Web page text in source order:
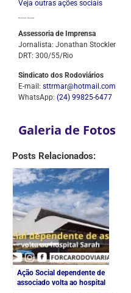
Veja outras ações sociais
Assessoria de Imprensa
Jornalista: Jonathan Stockler
DRT: 300/55/Rio
Sindicato dos Rodoviários
E-mail: sttrmar@hotmail.com
WhatsApp: (24) 99825-6477
Galeria de Fotos
Posts Relacionados:
Ação Social dependente de
associado volta ao hospital